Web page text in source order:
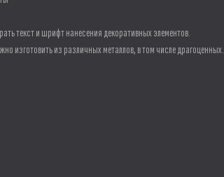
текст и шрифт нанесения декоративных элементов.
изготовить из различных металлов, в том числе драгоценных.